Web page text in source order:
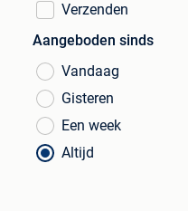
Verzenden
Aangeboden sinds
Vandaag
Gisteren
Een week
Altijd